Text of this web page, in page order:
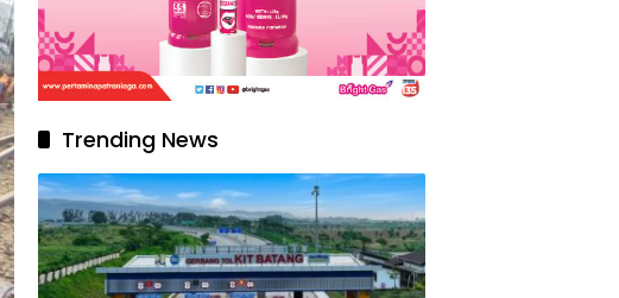
Trending News